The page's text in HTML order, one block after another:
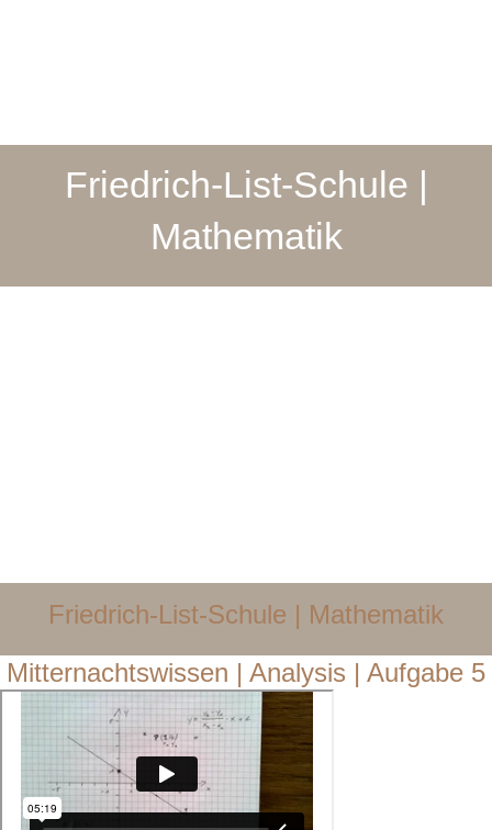
Friedrich-List-Schule |
Mathematik​
Friedrich-List-Schule | Mathematik​
Mitternachtswissen | Analysis | Aufgabe 5